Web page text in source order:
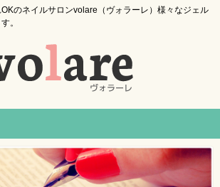
のネイルサロンvolare（ヴォラーレ）様々なジェル
。